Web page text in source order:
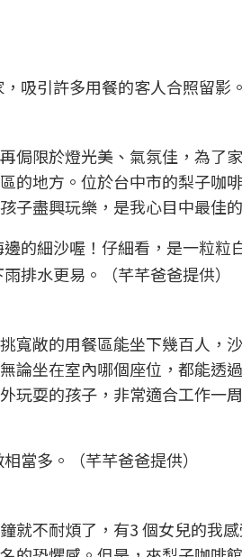
吸引許多用餐的客人合照留影
侷限於燈光美、氣氛佳，為了
的地方。位於台中市的梨子咖
子盡興玩樂，是我心目中最佳
的細沙喔！仔細看，是一粒粒
排水更易。（芊芊爸爸提供）
寬敞的用餐區能坐下幾百人，
論坐在室內哪個座位，都能透
玩耍的孩子，非常適合工作一
當多。（芊芊爸爸提供）
就不耐煩了，有3 個女兒的我